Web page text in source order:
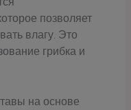
позволяет
влагу. Это
грибка и
на основе